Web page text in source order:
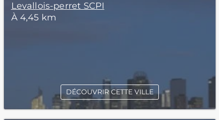
Levallois-perret SCPI
À 4,45 km
DÉCOUVRIR CETTE VILLE